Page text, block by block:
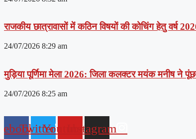
राजकीय छात्रावासों में कठिन विषयों की कोचिंग हेतु
24/07/2026 8:29 am
मुड़िया पूर्णिमा मेला 2026: जिला कलक्टर मयंक मनीष ने
24/07/2026 8:25 am
TwitterYoutubeInstagram